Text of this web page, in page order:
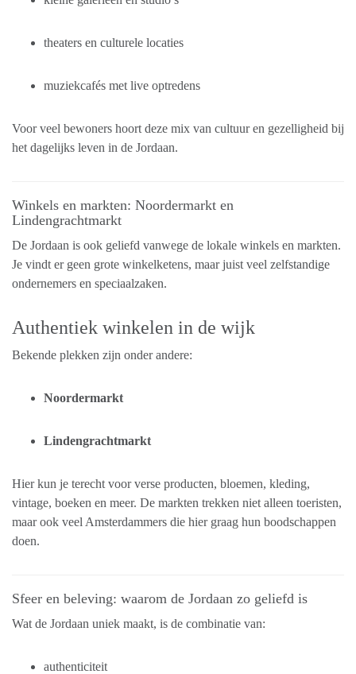
theaters en culturele locaties
muziekcafés met live optredens
Voor veel bewoners hoort deze mix van cultuur en gezelligheid bij
het dagelijks leven in de Jordaan.
Winkels en markten: Noordermarkt en
Lindengrachtmarkt
De Jordaan is ook geliefd vanwege de lokale winkels en markten.
Je vindt er geen grote winkelketens, maar juist veel zelfstandige
ondernemers en speciaalzaken.
Authentiek winkelen in de wijk
Bekende plekken zijn onder andere:
Noordermarkt
Lindengrachtmarkt
Hier kun je terecht voor verse producten, bloemen, kleding,
vintage, boeken en meer. De markten trekken niet alleen toeristen,
maar ook veel Amsterdammers die hier graag hun boodschappen
doen.
Sfeer en beleving: waarom de Jordaan zo geliefd is
Wat de Jordaan uniek maakt, is de combinatie van:
authenticiteit